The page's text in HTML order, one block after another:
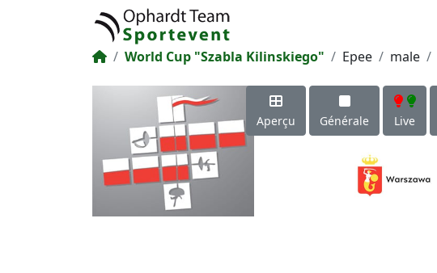
World Cup "Szabla Kilinskiego" Epee male
Aperçu Générale Live